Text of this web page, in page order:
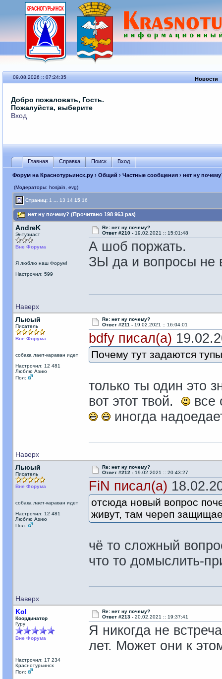
09.08.2026 :: 07:24:35 Новости
Добро пожаловать, Гость.
Пожалуйста, выберите
Вход
Главная Справка Поиск Вход
Форум на Краснотурьинск.ру› Общий › Частные сообщения› нет ну
(Модераторы: hosjain, evg)
Страниц: 1 13 14 15 16
нет ну почему? (Прочитано 198 963 раз)
AndreK
Энтузиаст
Вне Форума
Я люблю наш Форум!
Настрочил: 599
Re: нет ну почему?
Ответ #210 - 19.02.2021 :: 15:01:48
А шоб поржать.
ЗЫ да и вопросы не
Наверх
Лысый
Писатель
Вне Форума
собака лает-караван идет
Настрочил: 12 481
Люблю Азию
Пол:
Re: нет ну почему?
Ответ #211 - 19.02.2021 :: 16:04:01
bdfy писал(а)
Почему тут задаются
только ты один это
вот этот твой.
все
иногда
Наверх
Лысый
Писатель
Вне Форума
собака лает-караван идет
Настрочил: 12 481
Люблю Азию
Пол:
Re: нет ну почему?
Ответ #212 - 19.02.2021 :: 20:43:27
FiN писал(а)
отсюда новый вопрос
живут, там череп
чё то сложный
что то домыслить-
Наверх
Kol
Координатор
Гуру
Вне Форума
Настрочил: 17 234
Краснотурьинск
Пол:
Re: нет ну почему?
Ответ #213 - 20.02.2021 :: 19:37:41
Я никогда не
лет. Может они к